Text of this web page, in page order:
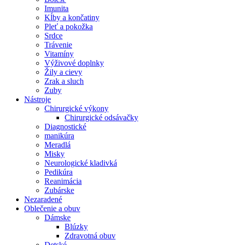
Imunita
Kĺby a končatiny
Pleť a pokožka
Srdce
Trávenie
Vitamíny
Výživové doplnky
Žily a cievy
Zrak a sluch
Zuby
Nástroje
Chirurgické výkony
Chirurgické odsávačky
Diagnostické
manikúra
Meradlá
Misky
Neurologické kladivká
Pedikúra
Reanimácia
Zubárske
Nezaradené
Oblečenie a obuv
Dámske
Blúzky
Zdravotná obuv